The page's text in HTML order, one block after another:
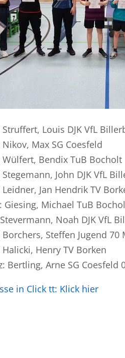
Struffert, Louis DJK VfL
Nikov, Max SG Coesfeld
Wülfert, Bendix TuB Bocholt
John DJK VfL
Leidner, Jan Hendrik TV
Giesing, Michael TuB
Noah DJK VfL
Borchers, Steffen Jugend 70
Halicki, Henry TV Borken
Bertling, Arne SG Coesfeld
in Click tt: Klick hier